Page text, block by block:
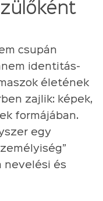
csupán
identitás-
életének
zajlik: képek,
formájában.
egy
nevelési és